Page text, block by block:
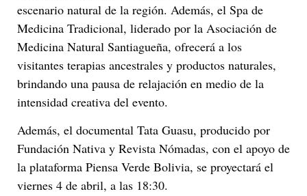
escenario natural de la región. Además, el Spa de
Medicina Tradicional, liderado por la Asociación de
Medicina Natural Santiagueña, ofrecerá a los
visitantes terapias ancestrales y productos naturales,
brindando una pausa de relajación en medio de la
intensidad creativa del evento.
Además, el documental Tata Guasu, producido por
Fundación Nativa y Revista Nómadas, con el apoyo de
la plataforma Piensa Verde Bolivia, se proyectará el
viernes 4 de abril, a las 18:30.